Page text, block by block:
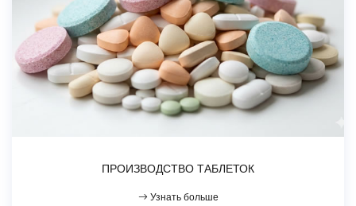
ПРОИЗВОДСТВО ТАБЛЕТОК
Узнать больше